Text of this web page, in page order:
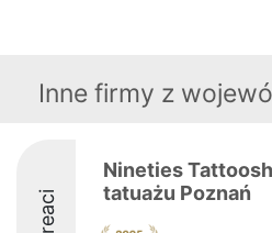
Inne firmy z
Nineties
tatuażu Poznań